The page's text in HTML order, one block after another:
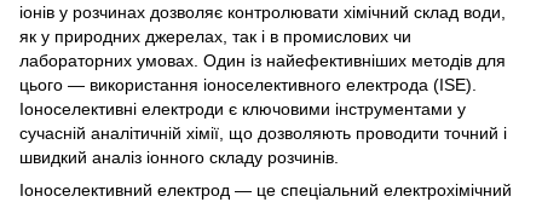
іонів у розчинах дозволяє контролювати хімічний склад води,
як у природних джерелах, так і в промислових чи
лабораторних умовах. Один із найефективніших методів для
цього — використання іоноселективного електрода (ІSЕ).
Іоноселективні електроди є ключовими інструментами у
сучасній аналітичній хімії, що дозволяють проводити точний і
швидкий аналіз іонного складу розчинів.
Іоноселективний електрод — це спеціальний електрохімічний